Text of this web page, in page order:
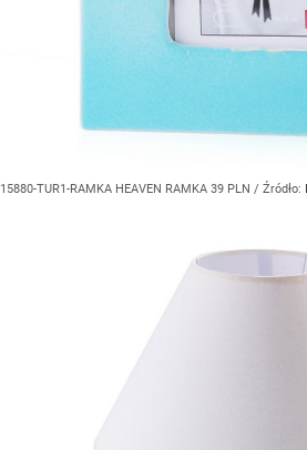
15880-TUR1-RAMKA HEAVEN RAMKA 39 PLN / Źródło: